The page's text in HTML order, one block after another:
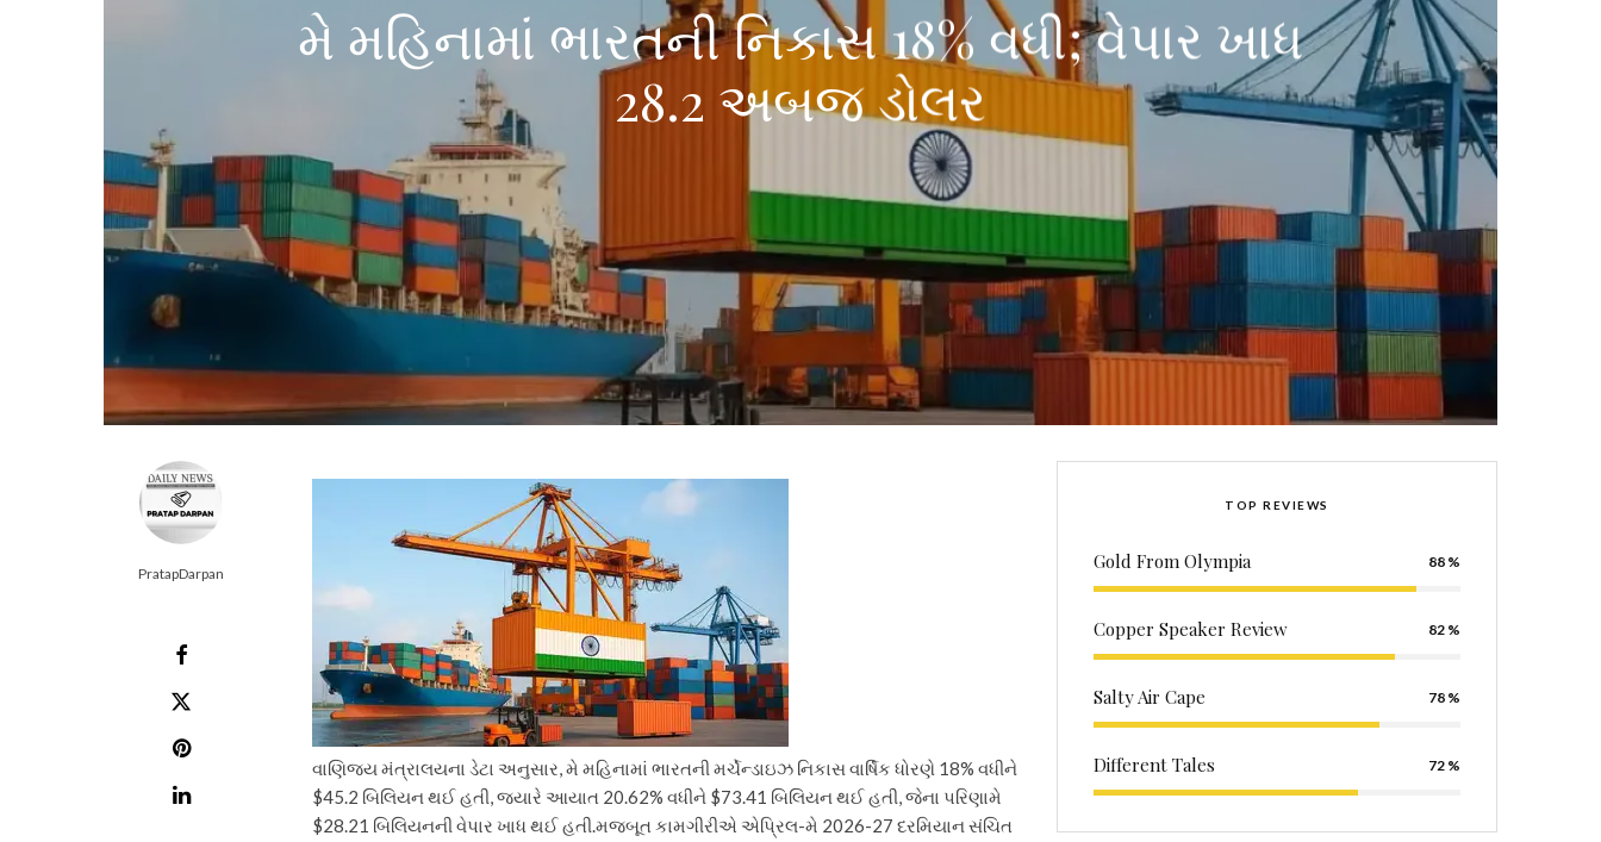
મે મહિનામાં ભારતની નિકાસ 18% વધી; વેપાર ખાધ
28.2 અબજ ડોલર
PratapDarpan
વાણિજ્ય મંત્રાલયના ડેટા અનુસાર, મે મહિનામાં ભારતની મર્ચેન્ડાઇઝ નિકાસ વાર્ષિક ધોરણે 18% વધીને
$45.2 બિલિયન થઈ હતી, જ્યારે આયાત 20.62% વધીને $73.41 બિલિયન થઈ હતી, જેના પરિણામે
$28.21 બિલિયનની વેપાર ખાધ થઈ હતી.મજબૂત કામગીરીએ એપ્રિલ-મે 2026-27 દરમિયાન સંચિત
TOP REVIEWS
Gold From Olympia 88
Copper Speaker Review 82
Salty Air Cape 78
Different Tales 72